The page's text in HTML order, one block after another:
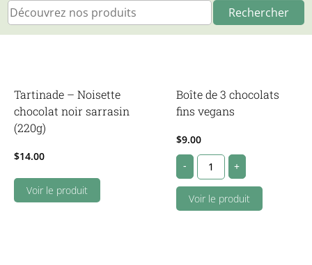
Rechercher
Tartinade – Noisette
chocolat noir sarrasin
(220g)
$14.00
Voir le produit
Boîte de 3 chocolats
fins vegans
$9.00
de
- +
Voir le produit